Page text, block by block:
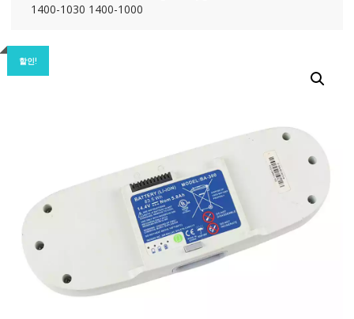
1400-1030 1400-1000
할인!